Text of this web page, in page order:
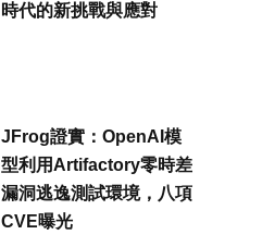
時代的新挑戰與應對
JFrog證實：OpenAI模
型利用Artifactory零時差
漏洞逃逸測試環境，八項
CVE曝光